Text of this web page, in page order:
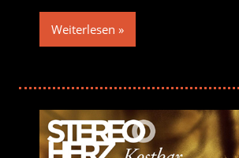
Weiterlesen